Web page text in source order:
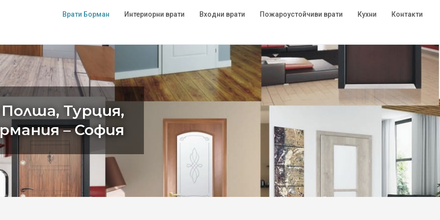
Врати Борман Интериорни врати Входни врати Пожароустойчиви врати Кухни Контакти
Турция,
– София